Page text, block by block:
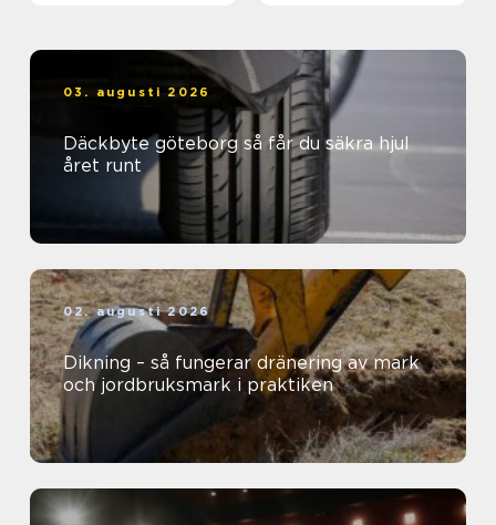
03. augusti 2026
Däckbyte göteborg så får du säkra hjul
året runt
02. augusti 2026
Dikning – så fungerar dränering av mark
och jordbruksmark i praktiken